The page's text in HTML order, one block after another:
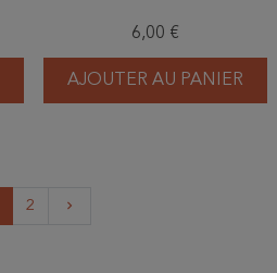
6,00 €
AJOUTER AU PANIER
2 keyboard_arrow_right